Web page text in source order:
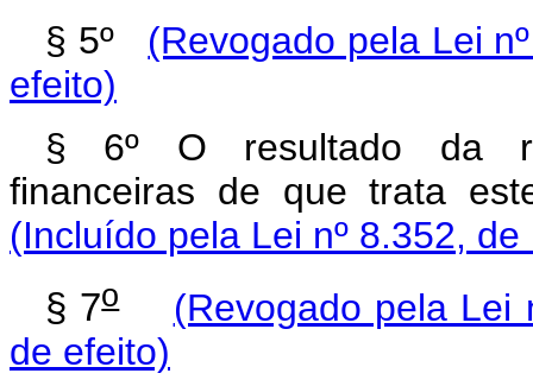
§ 5º
(Revogado pela Lei
efeito)
§ 6º O resultado da
financeiras de que trata
(Incluído pela Lei nº 8.352, de
§ 7o
(Revogado pela Lei
de efeito)